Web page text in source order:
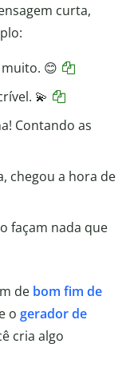
curta,
😊
💫
Contando as
chegou a hora de
façam nada que
de bom fim de
o gerador de
cria algo